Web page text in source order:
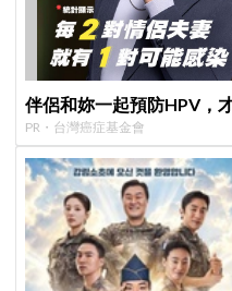
伴侶和妳一起預防HPV，
PR・台灣癌症基金會